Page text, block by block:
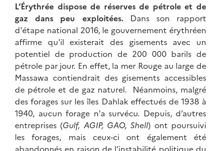
L’Érythrée dispose de réserves de pétrole et de
gaz dans peu exploitées.Dans son rapport
d'étape national 2016, le gouvernement érythréen
affirme qu'il existerait des gisements avec un
potentiel de production de 200 000 barils de
pétrole par jour. En effet, la mer Rouge au large de
Massawa contiendrait des gisements accessibles
de pétrole et de gaz naturel. Néanmoins, malgré
des forages sur les îles Dahlak effectués de 1938 à
1940, aucun forage n'a survécu. Depuis, d’autres
entreprises (Gulf, AGIP, GAO, Shell) ont poursuivi
les forages, mais ceux-ci ont également été
abandonnés en raison de l’instabilité politique du